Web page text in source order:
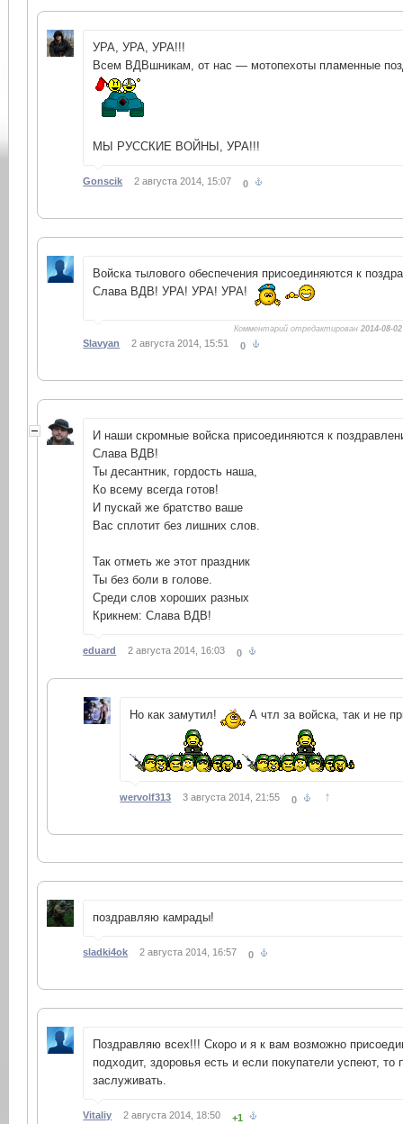
УРА, УРА, УРА!!!
Всем ВДВшникам, от нас — мотопехоты пламенные
МЫ РУССКИЕ ВОЙНЫ, УРА!!!
Gonscik 2 августа 2014, 15:07 0
Войска тылового обеспечения присоединяются к
Слава ВДВ! УРА! УРА! УРА!
Комментарий отредактирован2014-08-
Slavyan 2 августа 2014, 15:51 0
И наши скромные войска присоединяются к
Слава ВДВ!
Ты десантник, гордость наша,
Ко всему всегда готов!
И пускай же братство ваше
Вас сплотит без лишних слов.
Так отметь же этот праздник
Ты без боли в голове.
Среди слов хороших разных
Крикнем: Слава ВДВ!
eduard 2 августа 2014, 16:03 0
Но как замутил! А чтл за войска, так и не
wervolf313 3 августа 2014, 21:55 0 ↑
поздравляю камрады!
sladki4ok 2 августа 2014, 16:57 0
Поздравляю всех!!! Скоро и я к вам возможно
подходит, здоровья есть и если покупатели успеют, то
заслуживать.
Vitaliy 2 августа 2014, 18:50 +1